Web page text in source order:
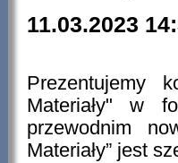
11.03.2023
Prezentujemy
Materiały" w
przewodnim
Materiały” jest